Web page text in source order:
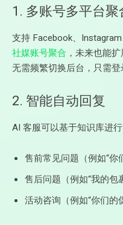
1. 多账号多平台聚
支持 Facebook、Instagram
社媒账号聚合 ，未来也能
无需频繁切换后台，只需登
2. 智能自动回复
AI 客服可以基于知识库进
售前常见问题（例如“你
售后问题（例如“我的包
活动咨询（例如“你们的